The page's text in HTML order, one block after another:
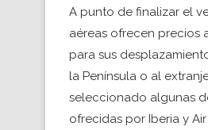
A punto de finalizar el
aéreas ofrecen precios
para sus
la Península o al
seleccionado algunas
ofrecidas por Iberia y Air